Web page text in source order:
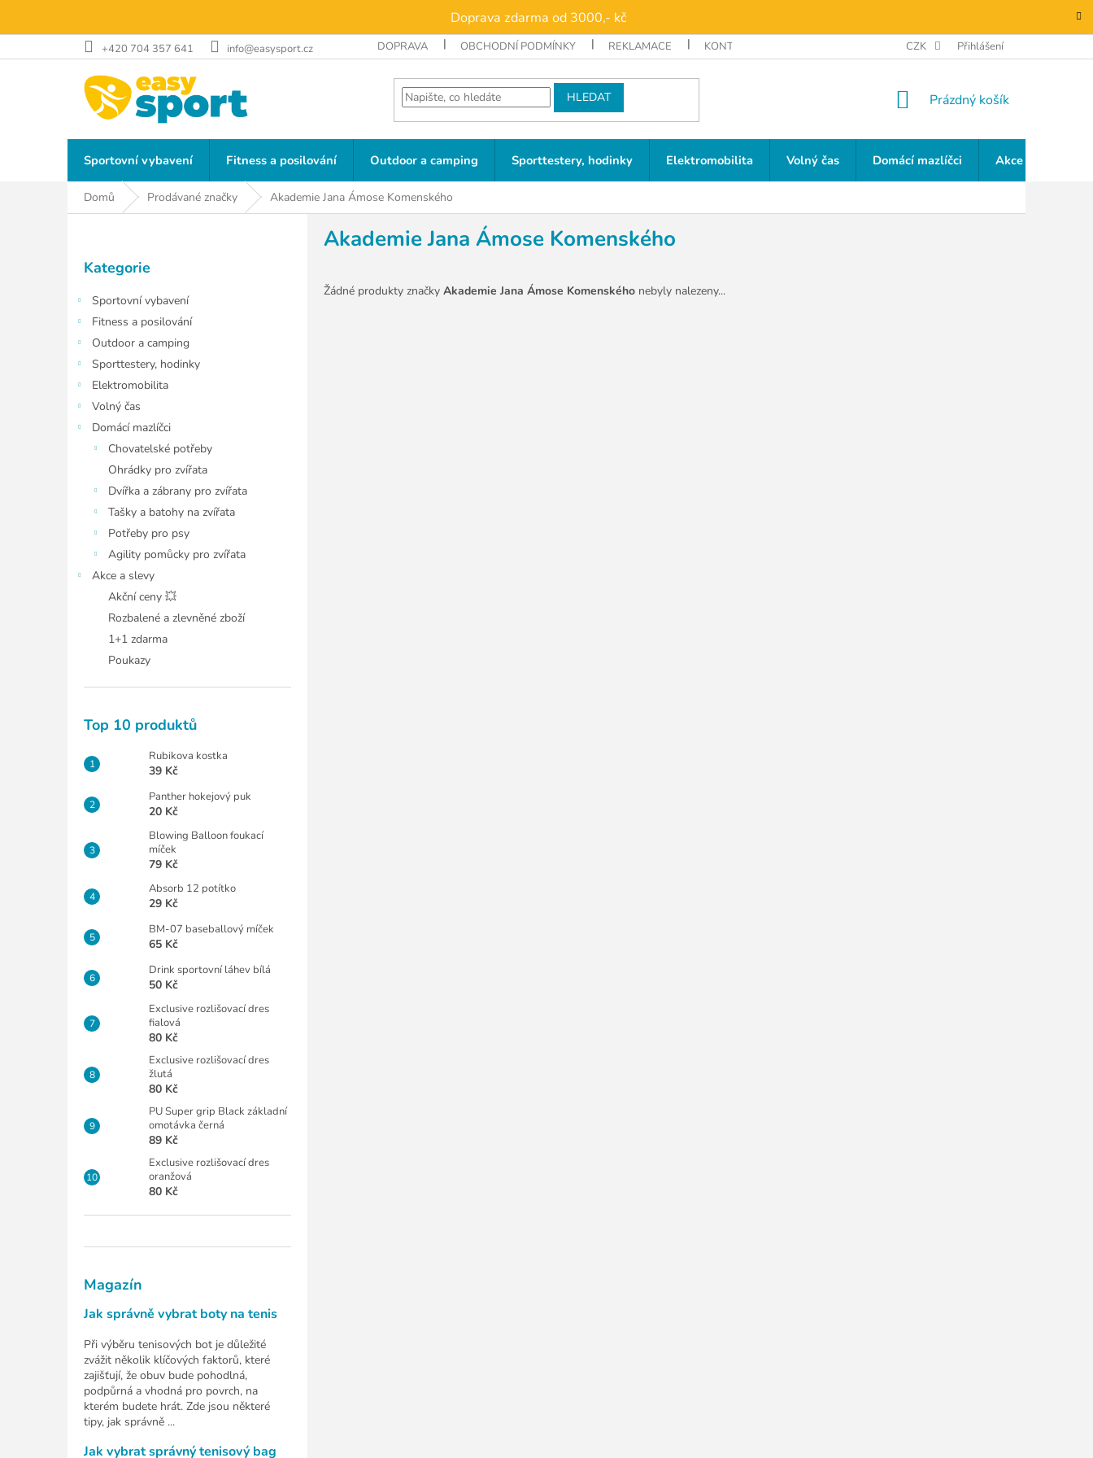
obsah
Doprava zdarma od 3000,- kč
+420 704 357 641 info@easysport.cz DOPRAVA OBCHODNÍ PODMÍNKY REKLAMACE KONTAKTY CZK Přihlášení
HLEDAT
NÁKUPNÍ
Prázdný košík
Sportovní vybavení Fitness a posilování Outdoor a camping Sporttestery, hodinky Elektromobilita Volný čas Domácí mazlíčci Akce a slevy
Domů Prodávané značky Akademie Jana Ámose Komenského
P
kategorie
Kategorie
Sportovní vybavení
Fitness a posilování
Outdoor a camping
Sporttestery, hodinky
Elektromobilita
Volný čas
Domácí mazlíčci
Chovatelské potřeby
Ohrádky pro zvířata
Dvířka a zábrany pro zvířata
Tašky a batohy na zvířata
Potřeby pro psy
Agility pomůcky pro zvířata
Akce a slevy
Akční ceny 💥
Rozbalené a zlevněné zboží
1+1 zdarma
Poukazy
Top 10 produktů
Rubikova kostka
39 Kč
Panther hokejový puk
20 Kč
Blowing Balloon foukací
míček
79 Kč
Absorb 12 potítko
29 Kč
BM-07 baseballový míček
65 Kč
Drink sportovní láhev bílá
50 Kč
Exclusive rozlišovací dres
fialová
80 Kč
Exclusive rozlišovací dres
žlutá
80 Kč
PU Super grip Black základní
omotávka černá
89 Kč
Exclusive rozlišovací dres
oranžová
80 Kč
Magazín
Jak správně vybrat boty na tenis
Při výběru tenisových bot je důležité
zvážit několik klíčových faktorů, které
zajišťují, že obuv bude pohodlná,
podpůrná a vhodná pro povrch, na
kterém budete hrát. Zde jsou některé
tipy, jak správně ...
Jak vybrat správný tenisový bag
Akademie Jana Ámose Komenského
Žádné produkty značky Akademie Jana Ámose Komenského nebyly nalezeny...